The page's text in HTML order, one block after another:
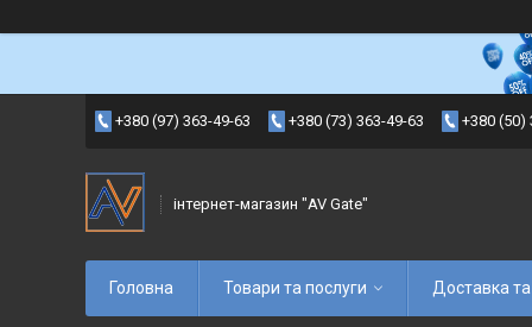
+380 (97) 363-49-63 +380 (73) 363-49-63 +380 (50)
інтернет-магазин "AV Gate"
Головна Товари та послуги Доставка